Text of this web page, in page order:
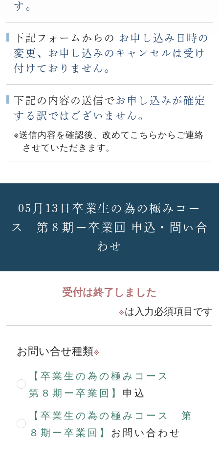
す。
下記フォームからの お申し込み日時の
変更、お申し込みのキャンセルは受け
付けておりません。
下記の内容の送信でお申し込みが確定
する訳ではございません。
※送信内容を確認後、改めてこちらからご連絡
させていただきます。
05月13日卒業生の為の極みコー
ス 第８期ー卒業回 申込・問い合
わせ
受付は終了しました
※は入力必須項目です
お問い合せ種類※
【卒業生の為の極みコース
第８期ー卒業回】 申込
【卒業生の為の極みコース 第
８期ー卒業回】 お問い合わせ